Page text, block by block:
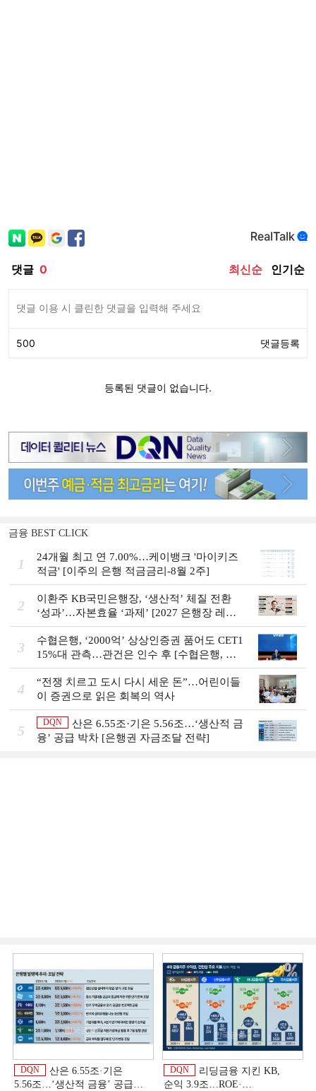
금융 BEST CLICK
1
24개월 최고 연 7.00%…케이뱅크 '마이키즈
적금' [이주의 은행 적금금리-8월 2주]
2
이환주 KB국민은행장, ‘생산적’ 체질 전환
‘성과’…자본효율 ‘과제’ [2027 은행장 레이
스 개막]
3
수협은행, ‘2000억’ 상상인증권 품어도 CET1
15%대 관측…관건은 인수 후 [수협은행, 금
융그룹의 꿈②]
4
“전쟁 치르고 도시 다시 세운 돈”…어린이들
이 증권으로 읽은 회복의 역사
5
DQN
산은 6.55조·기은 5.56조…‘생산적 금
융ʼ 공급 박차 [은행권 자금조달 전략]
DQN
산은 6.55조·기은
5.56조…‘생산적 금융ʼ 공급
DQN
리딩금융 지킨 KB,
순익 3.9조…ROE·